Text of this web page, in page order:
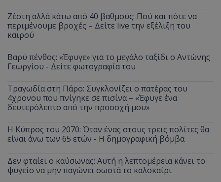
Ζέστη αλλά κάτω από 40 βαθμούς: Πού και πότε να
περιμένουμε βροχές – Δείτε live την εξέλιξη του
καιρού
Βαρύ πένθος: «Έφυγε» για το μεγάλο ταξίδι ο Αντώνης
Γεωργίου - Δείτε φωτογραφία του
Τραγωδία στη Πάρο: Συγκλονίζει ο πατέρας του
4χρονου που πνίγηκε σε πισίνα – «Έφυγε ένα
δευτερόλεπτο από την προσοχή μου»
Η Κύπρος του 2070: Όταν ένας στους τρεις πολίτες θα
είναι άνω των 65 ετών - Η δημογραφική βόμβα
Δεν φταίει ο καύσωνας: Αυτή η λεπτομέρεια κάνει το
ψυγείο να μην παγώνει σωστά το καλοκαίρι